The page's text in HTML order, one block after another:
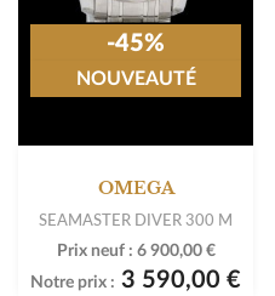
OMEGA
SEAMASTER DIVER 300 M
Prix neuf : 6 900,00 €
Notre prix : 3 590,00 €
-45%
NOUVEAUTÉ